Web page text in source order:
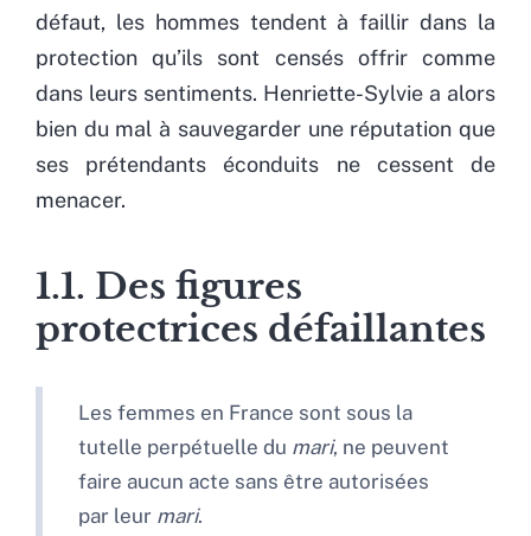
défaut, les hommes tendent à faillir dans la
protection qu’ils sont censés offrir comme
dans leurs sentiments. Henriette-Sylvie a alors
bien du mal à sauvegarder une réputation que
ses prétendants éconduits ne cessent de
menacer.
1.1. Des figures
protectrices défaillantes
Les femmes en France sont sous la
tutelle perpétuelle du mari, ne peuvent
faire aucun acte sans être autorisées
par leur mari.